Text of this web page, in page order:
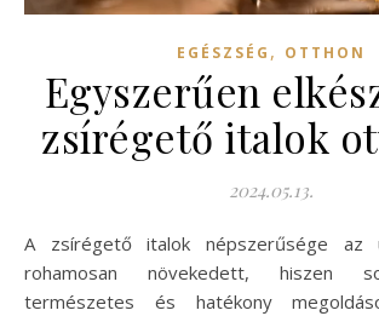
EGÉSZSÉG , OTTHON
Egyszerűen
zsírégető italok
2024.05.13.
A zsírégető italok népszerűsége az utóbbi években
rohamosan növekedett, hiszen
természetes és hatékony